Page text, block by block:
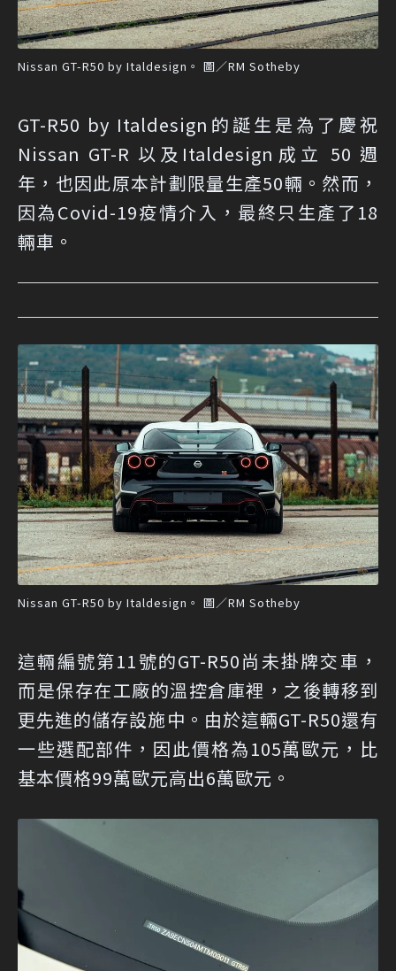
Nissan GT-R50 by Italdesign。 圖／RM Sotheby
GT-R50 by Italdesign的誕生是為了慶祝
Nissan GT-R 以及Italdesign成立 50 週
年，也因此原本計劃限量生產50輛。然而，
因為Covid-19疫情介入，最終只生產了18
輛車。
Nissan GT-R50 by Italdesign。 圖／RM Sotheby
這輛編號第11號的GT-R50尚未掛牌交車，
而是保存在工廠的溫控倉庫裡，之後轉移到
更先進的儲存設施中。由於這輛GT-R50還有
一些選配部件，因此價格為105萬歐元，比
基本價格99萬歐元高出6萬歐元。